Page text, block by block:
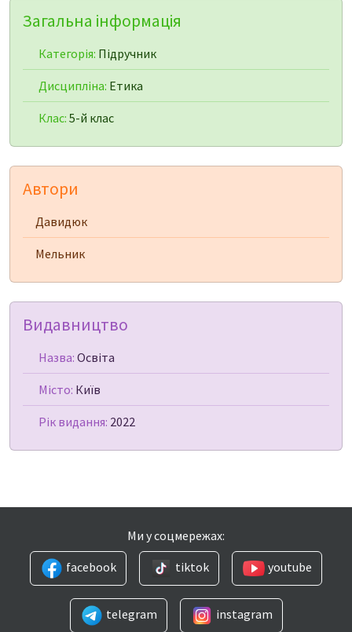
Загальна інформація
Категорія: Підручник
Дисципліна: Етика
Клас: 5-й клас
Автори
Давидюк
Мельник
Видавництво
Назва: Освіта
Місто: Київ
Рік видання: 2022
Ми у соцмережах:
facebook
tiktok youtube
telegram instagram